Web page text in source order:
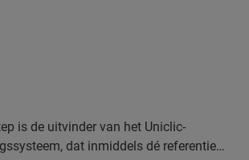
is de uitvinder van het Uniclic-
dat inmiddels dé referentie